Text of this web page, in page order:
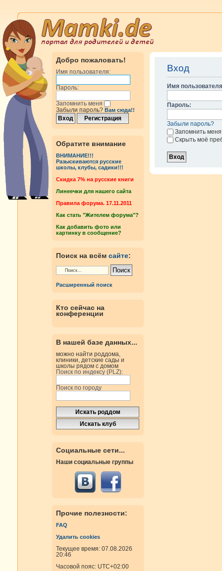
Добро пожаловать!
Имя пользователя:
Пароль:
Запомнить меня
Забыли пароль? Вам сюда!!
Обратите внимание
ВНИМАНИЕ!!!
Разыскиваются русские
школы, клубы, садики!!!
Cкидка 7% на русские книги
Линеечки для нашего сайта
Правила форума. 17.11.2011
Как стать "Жителем форума"?
Как добавить фото или
картинку в сообщение?
Поиск на всём сайте:
Расширенный поиск
Кто сейчас на
конференции
В нашей базе данных...
можно найти роддома,
клиники, детские сады и
школы рядом с домом
Поиск по индексу (PLZ):
Поиск по городу
Социальные сети...
Наши социальные группы
Прочие полезности:
FAQ
Удалить cookies
Текущее время: 07.08.2026
20:46
Часовой пояс: UTC+02:00
Вход
Имя
Пароль:
Забыли пароль?
Запомнить меня
Скрыть моё